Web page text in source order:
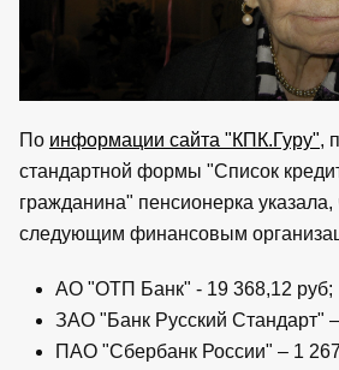
По информации сайта "КПК.Гуру",
стандартной формы "Список
гражданина" пенсионерка
следующим финансовым
АО "ОТП Банк" - 19 368,12 руб;
ЗАО "Банк Русский Стандарт"
ПАО "Сбербанк России" – 1